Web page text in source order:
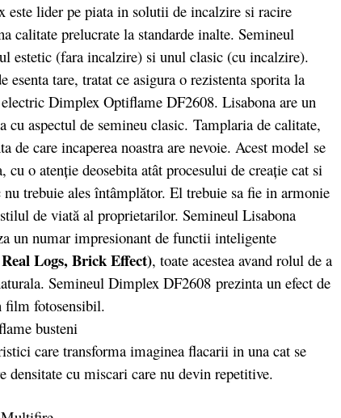
lider pe piata in solutii de incalzire si racire
calitate prelucrate la standarde inalte. Semineul
estetic (fara incalzire) si unul clasic (cu incalzire).
tare, tratat ce asigura o rezistenta sporita la
Dimplex Optiflame DF2608. Lisabona are un
cu aspectul de semineu clasic. Tamplaria de calitate,
de care incaperea noastra are nevoie. Acest model se
o atenție deosebita atât procesului de creație cat si
trebuie ales întâmplător. El trebuie sa fie in armonie
de viată al proprietarilor. Semineul Lisabona
un numar impresionant de functii inteligente
Logs, Brick Effect), toate acestea avand rolul de a
Semineul Dimplex DF2608 prezinta un efect de
film fotosensibil.
care transforma imaginea flacarii in una cat se
densitate cu miscari care nu devin repetitive.